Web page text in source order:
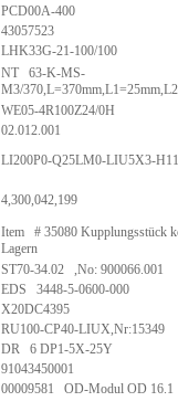
PCD00A-400
43057523
LHK33G-21-100/100
NT 63-K-MS-
M3/
WE05-4R100Z24/0H
02.012.001
LI200P0-Q25LM0-LIU5X3-
4,300,042,199
Item # 35080 Kupplungsstück
Lagern
ST70-34.02 ,No: 900066.001
EDS 3448-5-0600-000
X20DC4395
RU100-CP40-LIUX,Nr:15349
DR 6 DP1-5X-25Y
91043450001
00009581 OD-Modul OD 16.1